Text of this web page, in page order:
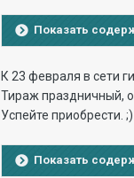
Показать
К 23 февраля в сети
Тираж праздничный,
Успейте приобрести.
Показать